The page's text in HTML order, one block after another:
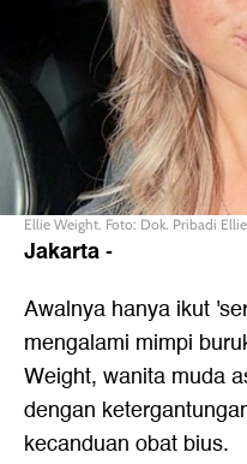
Ellie Weight. Foto: Dok. Pribadi
Jakarta-
Awalnya hanya ikut
mengalami mimpi
Weight, wanita muda
dengan
kecanduan obat bius.